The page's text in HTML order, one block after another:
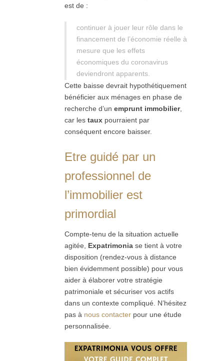
est de :
continuer à jouer leur rôle dans le
financement de l’économie réelle à
mesure que les effets
économiques du coronavirus
deviendront apparents.
Cette baisse devrait hypothétiquement
bénéficier aux ménages en phase de
recherche d’un emprunt immobilier,
car les taux pourraient par
conséquent encore baisser.
Etre guidé par un
professionnel de
l’immobilier est
primordial
Compte-tenu de la situation actuelle
agitée, Expatrimonia se tient à votre
disposition (rendez-vous à distance
bien évidemment possible) pour vous
aider à élaborer votre stratégie
patrimoniale et sécuriser vos actifs
dans un contexte compliqué. N’hésitez
pas à nous contacter pour une étude
personnalisée.